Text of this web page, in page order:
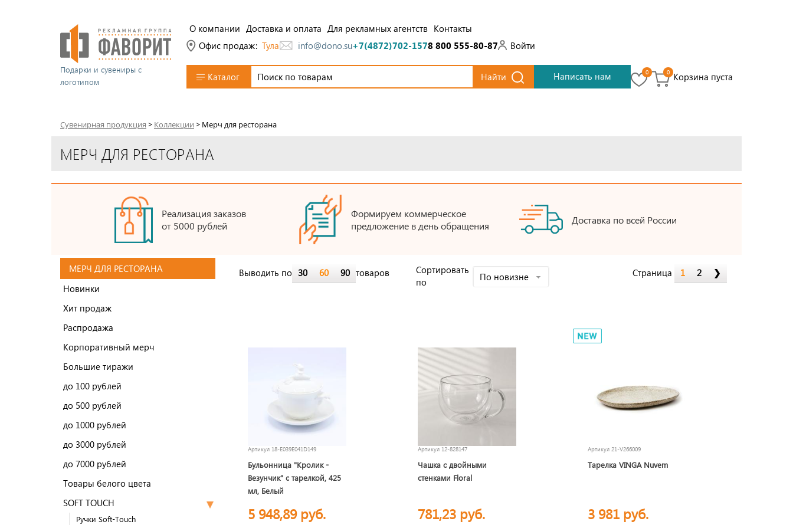
Подарки и сувениры с
логотипом
О компании Доставка и оплата Для рекламных агентств Контакты
Офис продаж: Тула info@dono.su+7(4872)702-1578 800 555-80-87 Войти
Каталог Найти Написать нам 0 0 Корзина пуста
Сувенирная продукция > Коллекции > Мерч для ресторана
МЕРЧ ДЛЯ РЕСТОРАНА
Реализация заказов
от 5000 рублей
Формируем коммерческое
предложение в день обращения
Доставка по всей России
МЕРЧ ДЛЯ РЕСТОРАНА
Новинки
Хит продаж
Распродажа
Корпоративный мерч
Большие тиражи
до 100 рублей
до 500 рублей
до 1000 рублей
до 3000 рублей
до 7000 рублей
Товары белого цвета
SOFT TOUCH
Ручки Soft-Touch
Выводить по 30 60 90 товаров
Cортировать
по
По новизне Страница 1 2 ❯
Артикул 18-E039E041D149
Бульонница "Кролик -
Везунчик" с тарелкой, 425
мл, Белый
5 948,89 руб.
Артикул 12-828147
Чашка с двойными
стенками Floral
781,23 руб.
Артикул 21-V266009
Тарелка VINGA Nuvem
3 981 руб.